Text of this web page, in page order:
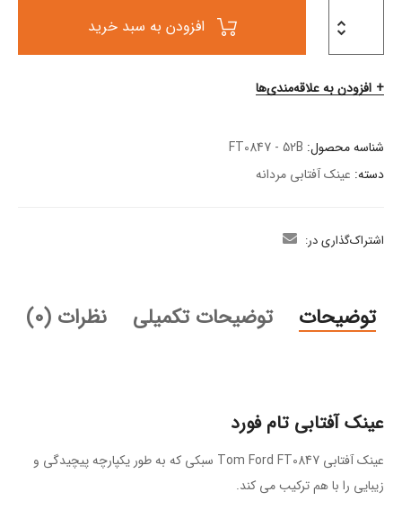
افزودن به سبد خرید
افزودن به علاقه‌مندی‌ها
شناسه محصول: FT0847 - 52B
دسته: عینک آفتابی مردانه
اشتراک‌گذاری در:
توضیحات توضیحات تکمیلی نظرات (0)
عینک آفتابی تام فورد
عینک آفتابی Tom Ford FT0847 سبکی که به طور یکپارچه پیچیدگی و
زیبایی را با هم ترکیب می کند.